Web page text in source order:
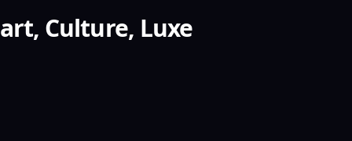
Culture, Luxe